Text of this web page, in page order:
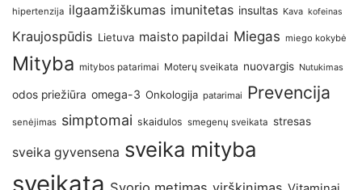
hipertenzija ilgaamžiškumas imunitetas insultas Kava kofeinas
Kraujospūdis Lietuva maisto papildai Miegas miego kokybė
Mityba mitybos patarimai Moterų sveikata nuovargis Nutukimas
odos priežiūra omega-3 Onkologija patarimai Prevencija
senėjimas simptomai skaidulos smegenų sveikata stresas
sveika gyvensena sveika mityba
sveikata